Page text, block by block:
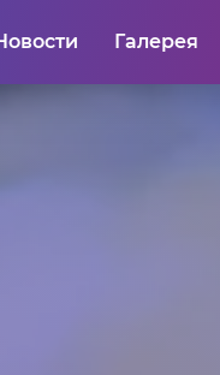
Галерея